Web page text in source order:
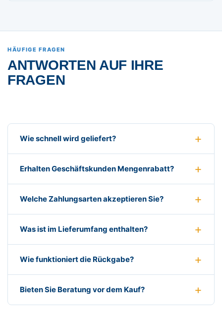
HÄUFIGE FRAGEN
ANTWORTEN AUF IHRE
FRAGEN
Wie schnell wird geliefert?
Erhalten Geschäftskunden Mengenrabatt?
Welche Zahlungsarten akzeptieren Sie?
Was ist im Lieferumfang enthalten?
Wie funktioniert die Rückgabe?
Bieten Sie Beratung vor dem Kauf?